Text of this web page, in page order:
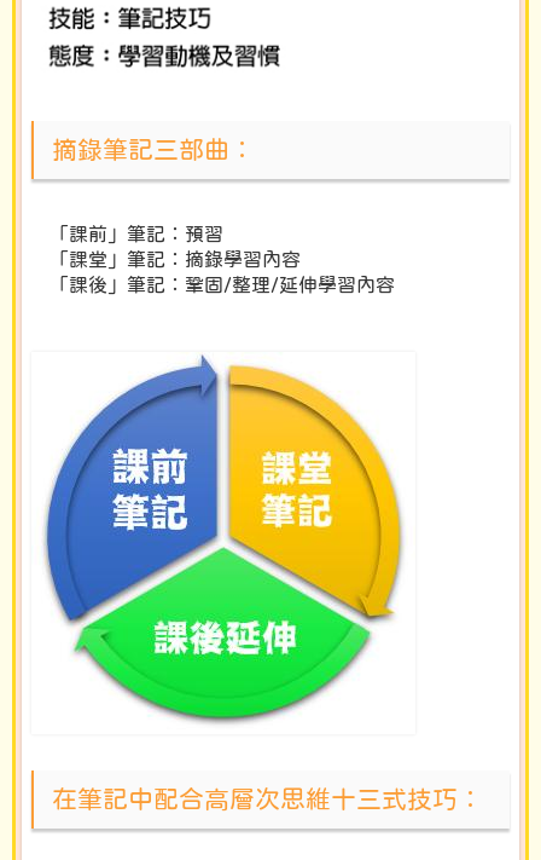
摘錄筆記三部曲︰
「課前」筆記︰預習
「課堂」筆記︰摘錄學習內容
「課後」筆記︰鞏固/整理/延伸學習內容
在筆記中配合高層次思維十三式技巧︰